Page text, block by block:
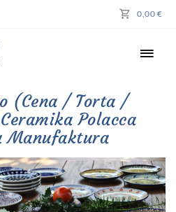
0,00 €
(cena / Torta /
Polacca
Manufaktura